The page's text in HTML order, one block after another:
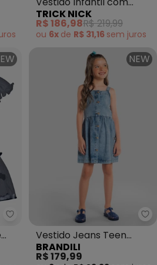
Bordado (Azul)
TRICK NICK
R$ 186,98R$ 219,99
ou 6x de R$ 31,16 sem juros
Trick Nick - Vestido Feminino
NEW
Vestido Jeans Teen
Menina (Azul)
BRANDILI
R$ 179,99